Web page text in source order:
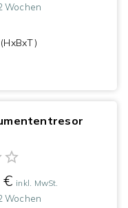
Wochen
€ inkl. MwSt.
Wochen